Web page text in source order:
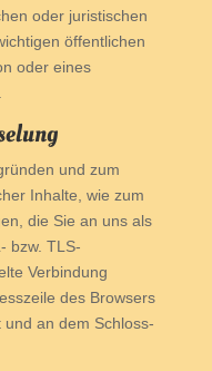
oder juristischen
öffentlichen
oder eines
und zum
Inhalte, wie zum
die Sie an uns als
bzw. TLS-
Verbindung
des Browsers
und an dem Schloss-